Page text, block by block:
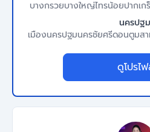
บางกรวยบางใหญ่ไทรน้อยปากเก
นครปฐ
เมืองนครปฐมนครชัยศรีดอนตูมส
ดูโปรไ